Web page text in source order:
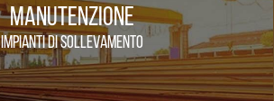
MANUTENZIONE
IMPIANTI DI SOLLEVAMENTO